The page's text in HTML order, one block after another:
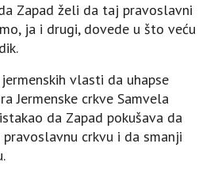
Zapad želi da taj pravoslavni
ja i drugi, dovede u što veću
vlasti da uhapse
Јermenske crkve Samvela
da Zapad pokušava da
crkvu i da smanji